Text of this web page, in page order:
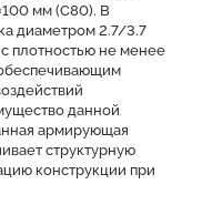
мм (С80). В
диаметром 2.7/3.7
плотностью не менее
данной
армирующая
структурную
конструкции при